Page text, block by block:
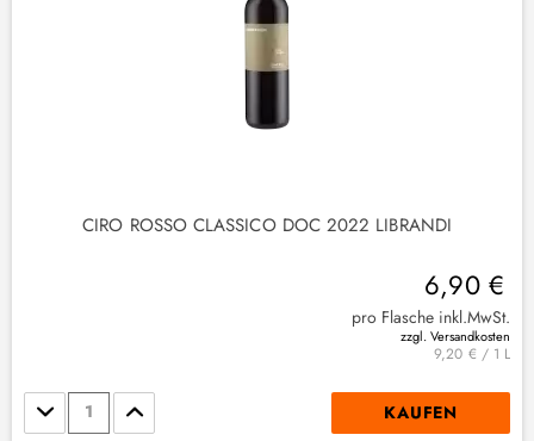
CIRO ROSSO CLASSICO DOC 2022 LIBRANDI
6,90 €
pro Flasche inkl.MwSt.
zzgl. Versandkosten
9,20 € / 1 L
Stückzahl KAUFEN